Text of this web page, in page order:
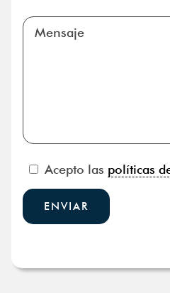
Acepto las políticas